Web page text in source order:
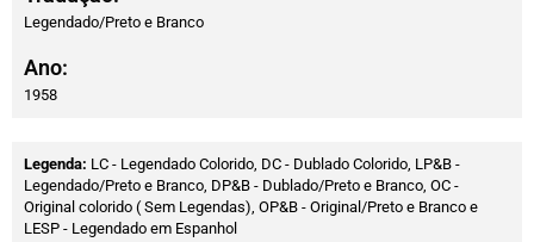
Legendado/Preto e Branco
Ano:
1958
Legenda: LC - Legendado Colorido, DC - Dublado Colorido, LP&B -
Legendado/Preto e Branco, DP&B - Dublado/Preto e Branco, OC -
Original colorido ( Sem Legendas), OP&B - Original/Preto e Branco e
LESP - Legendado em Espanhol